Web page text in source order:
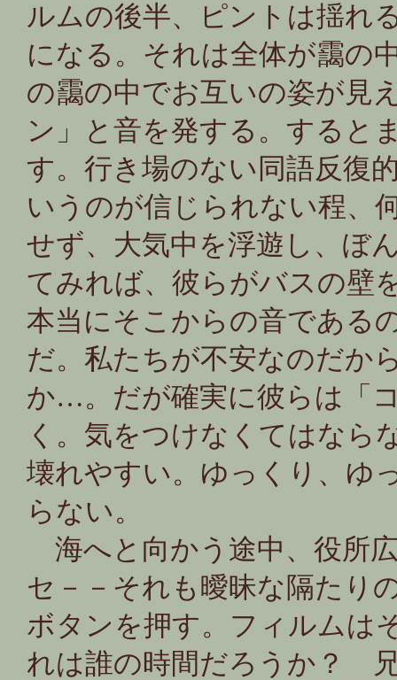
ルムの後半、ピントは揺れ
になる。それは全体が靄の
の靄の中でお互いの姿が見
ン」と音を発する。すると
す。行き場のない同語反復
いうのが信じられない程、
せず、大気中を浮遊し、ぼ
てみれば、彼らがバスの壁
本当にそこからの音である
だ。私たちが不安なのだか
か…。だが確実に彼らは「
く。気をつけなくてはなら
壊れやすい。ゆっくり、ゆ
らない。
海へと向かう途中、役所
セ－－それも曖昧な隔たり
ボタンを押す。フィルムは
れは誰の時間だろうか？